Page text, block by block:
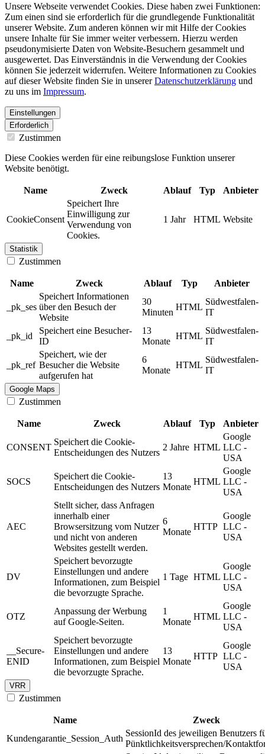
Unsere Webseite verwendet Cookies. Diese haben zwei Funktionen:
Zum einen sind sie erforderlich für die grundlegende Funktionalität
unserer Website. Zum anderen können wir mit Hilfe der Cookies
unsere Inhalte für Sie immer weiter verbessern. Hierzu werden
pseudonymisierte Daten von Website-Besuchern gesammelt und
ausgewertet. Das Einverständnis in die Verwendung der Cookies
können Sie jederzeit widerrufen. Weitere Informationen zu Cookies
auf dieser Website finden Sie in unsererDatenschutzerklärung und
zu uns im Impressum.
Einstellungen
Erforderlich
Zustimmen
Diese Cookies werden für eine reibungslose Funktion unserer
Website benötigt.
Name Zweck Ablauf Typ Anbieter
CookieConsent
Speichert Ihre
Einwilligung zur
Verwendung von
Cookies.
1 Jahr HTML Website
Statistik
Zustimmen
Name Zweck Ablauf Typ Anbieter
_pk_ses
Speichert Informationen
über den Besuch der
Website
30
Minuten
HTML
Südwestfalen-
IT
_pk_id
Speichert eine Besucher-
ID
13
Monate
HTML
Südwestfalen-
IT
_pk_ref
Speichert, wie der
Besucher die Website
aufgerufen hat
6
Monate
HTML
Südwestfalen-
IT
Google Maps
Zustimmen
Name Zweck Ablauf Typ Anbieter
CONSENT
Speichert die Cookie-
Entscheidungen des Nutzers
2 Jahre HTML
Google
LLC -
USA
SOCS
Speichert die Cookie-
Entscheidungen des Nutzers
13
Monate
HTML
Google
LLC -
USA
AEC
Stellt sicher, dass Anfragen
innerhalb einer
Browsersitzung vom Nutzer
und nicht von anderen
Websites gestellt werden.
6
Monate
HTTP
Google
LLC -
USA
DV
Speichert bevorzugte
Einstellungen und andere
Informationen, zum Beispiel
die bevorzugte Sprache.
1 Tage HTML
Google
LLC -
USA
OTZ
Anpassung der Werbung
auf Google-Seiten.
1
Monate
HTML
Google
LLC -
USA
__Secure-
ENID
Speichert bevorzugte
Einstellungen und andere
Informationen, zum Beispiel
die bevorzugte Sprache.
13
Monate
HTTP
Google
LLC -
USA
VRR
Zustimmen
Name
Zweck
Kundengarantie_Session_Auth
SessionId des jeweiligen Benutzers
Pünktlichkeitsversprechen/